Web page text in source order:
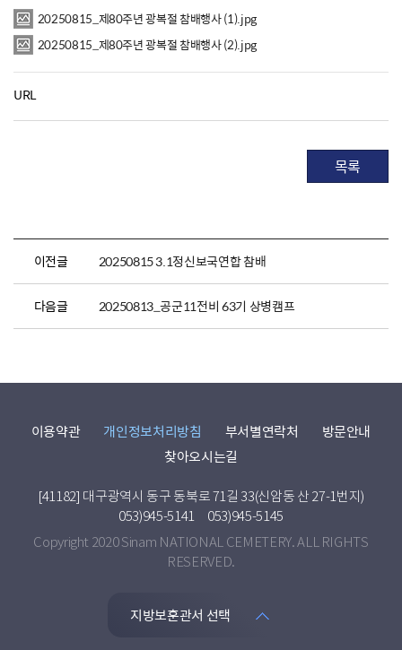
20250815_제80주년 광복절 참배행사 (1).jpg
20250815_제80주년 광복절 참배행사 (2).jpg
URL
목록
이전글 20250815 3.1정신보국연합 참배
다음글 20250813_공군11전비 63기 상병캠프
이용약관 개인정보처리방침 부서별연락처
방문안내
찾아오시는길
[41182] 대구광역시 동구 동북로 71길 33(신암동 산 27-1번지)
053)945-5141
053)945-5145
Copyright 2020 Sinam NATIONAL CEMETERY. ALL RIGHTS
RESERVED.
지방보훈관서 선택